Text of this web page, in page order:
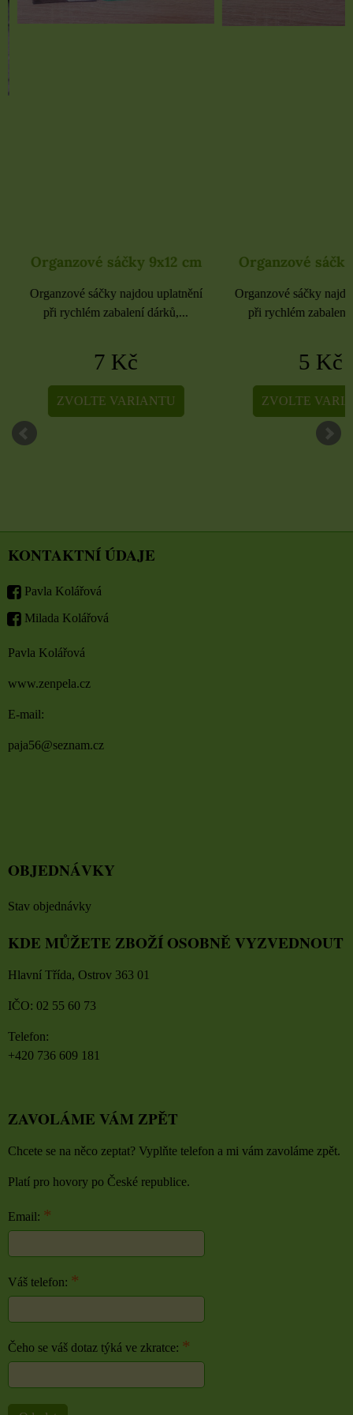
Organzové sáčky 9x12 cm
Organzové sáčky najdou uplatnění
při rychlém zabalení dárků,...
7 Kč
ZVOLTE VARIANTU
Organzové sáčky
Organzové sáčky
při rychlém zabalení
5 Kč
ZVOLTE
KONTAKTNÍ ÚDAJE
Pavla Kolářová
Milada Kolářová
Pavla Kolářová
www.zenpela.cz
E-mail:
paja56@seznam.cz
OBJEDNÁVKY
Stav objednávky
KDE MŮŽETE ZBOŽÍ OSOBNĚ VYZVEDNOUT
Hlavní Třída, Ostrov 363 01
IČO: 02 55 60 73
Telefon:
+420 736 609 181
ZAVOLÁME VÁM ZPĚT
Chcete se na něco zeptat? Vyplňte telefon a mi vám zavoláme zpět.
Platí pro hovory po České republice.
Email: *
Váš telefon: *
Čeho se váš dotaz týká ve zkratce: *